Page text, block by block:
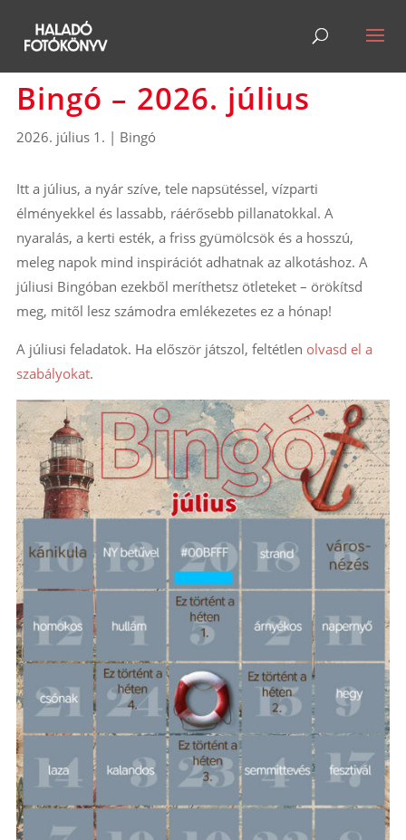
Bingó – 2026. július
2026. július 1. | Bingó
Itt a július, a nyár szíve, tele napsütéssel, vízparti
élményekkel és lassabb, ráérősebb pillanatokkal. A
nyaralás, a kerti esték, a friss gyümölcsök és a hosszú,
meleg napok mind inspirációt adhatnak az alkotáshoz. A
júliusi Bingóban ezekből meríthetsz ötleteket – örökítsd
meg, mitől lesz számodra emlékezetes ez a hónap!
A júliusi feladatok. Ha először játszol, feltétlen olvasd el a
szabályokat.